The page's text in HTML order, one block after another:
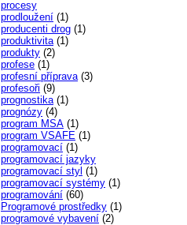
procesy
prodloužení (1)
producenti drog (1)
produktivita(1)
produkty (2)
profese (1)
profesní příprava(3)
profesoři (9)
prognostika(1)
prognózy (4)
program MSA (1)
program VSAFE (1)
programovací (1)
programovací jazyky
programovací styl (1)
programovací systémy (1)
programování (60)
Programové prostředky (1)
programové vybavení (2)